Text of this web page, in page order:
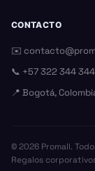
CONTACTO
✉️
📞 +57 322 344
📍 Bogotá,
©2026 Promall.
Regalos